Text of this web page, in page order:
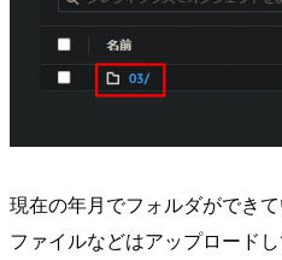
現在の年月でフォルダができ
ファイルなどはアップロード